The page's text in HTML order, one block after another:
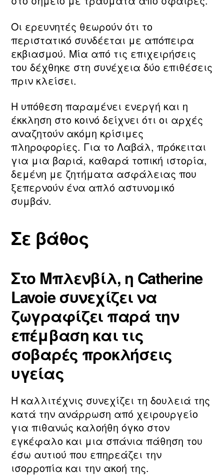
Οι ερευνητές θεωρούν ότι το
περιστατικό συνδέεται με απόπειρα
εκβιασμού. Μία από τις επιχειρήσεις
του δέχθηκε στη συνέχεια δύο επιθέσεις
πριν κλείσει.
Η υπόθεση παραμένει ενεργή και η
έκκληση στο κοινό δείχνει ότι οι αρχές
αναζητούν ακόμη κρίσιμες
πληροφορίες. Για το Λαβάλ, πρόκειται
για μια βαριά, καθαρά τοπική ιστορία,
δεμένη με ζητήματα ασφάλειας που
ξεπερνούν ένα απλό αστυνομικό
συμβάν.
Σε βάθος
Στο Μπλενβίλ, η Catherine
Lavoie συνεχίζει να
ζωγραφίζει παρά την
επέμβαση και τις
σοβαρές προκλήσεις
υγείας
Η καλλιτέχνις συνεχίζει τη δουλειά της
κατά την ανάρρωση από χειρουργείο
για πιθανώς καλοήθη όγκο στον
εγκέφαλο και μια σπάνια πάθηση του
έσω αυτιού που επηρεάζει την
ισορροπία και την ακοή της.